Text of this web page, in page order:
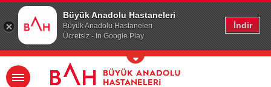
Büyük Anadolu Hastaneleri
Büyük Anadolu Hastaneleri
Ücretsiz - In Google Play
İndir
Ana icerige atla